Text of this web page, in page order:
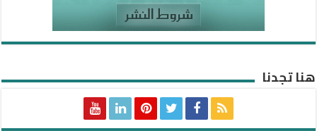
هنا تجدنا